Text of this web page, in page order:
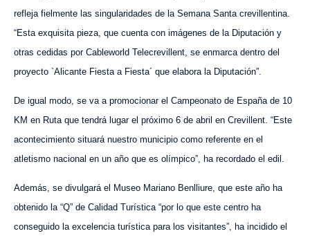
refleja fielmente las singularidades de la Semana Santa crevillentina.
“Esta exquisita pieza, que cuenta con imágenes de la Diputación y
otras cedidas porCableworld Telecrevillent , se enmarca dentro del
proyecto `Alicante Fiesta a Fiesta´ que elabora la Diputación”.
De igual modo, se va a promocionar el Campeonato de España de 10
KM en Ruta que tendrá lugar el próximo 6 de abril en Crevillent. “Este
acontecimiento situará nuestro municipio como referente en el
atletismo nacional en un año que es olímpico”, ha recordado el edil.
Además, se divulgará el Museo Mariano Benlliure, que este año ha
obtenido la “Q” de Calidad Turística “por lo que este centro ha
conseguido la excelencia turística para los visitantes”, ha incidido el